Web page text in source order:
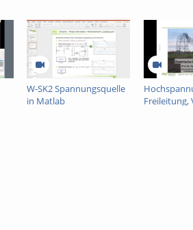
W-SK2 Spannungsquelle
in Matlab
Freileitung,